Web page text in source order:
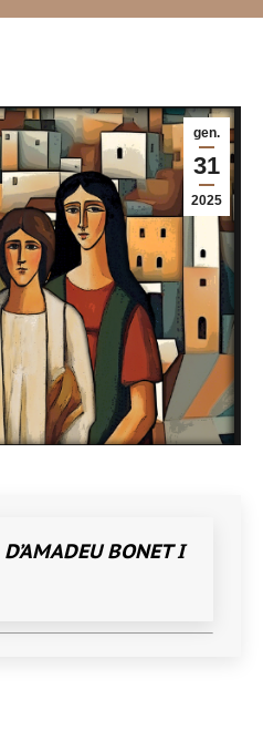
gen.
31
2025
D’AMADEU BONET I